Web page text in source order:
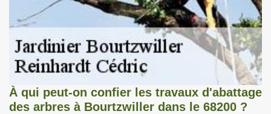
À qui peut-on confier les travaux d'abattage
des arbres à Bourtzwiller dans le 68200 ?